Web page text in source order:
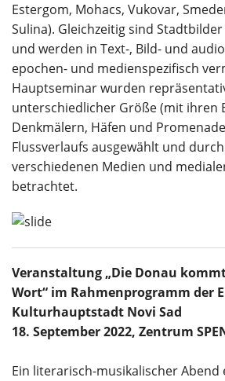
Estergom, Mohacs, Vukovar,
Sulina). Gleichzeitig sind
und werden in Text-, Bild- und
epochen- und medienspezifisch
Hauptseminar wurden
unterschiedlicher Größe (mit ihren
Denkmälern, Häfen und
Flussverlaufs ausgewählt und
verschiedenen Medien und
betrachtet.
Veranstaltung „Die Donau
Wort“ im Rahmenprogramm der
Kulturhauptstadt Novi Sad
18. September 2022, Zentrum
Ein literarisch-musikalischer Abend